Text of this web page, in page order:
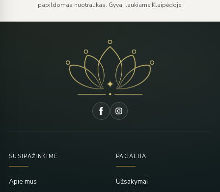
papildomas nuotraukas. Gyvai laukiame Klaipėdoje.
SUSIPAŽINKIME
Apie mus
PAGALBA
Užsakymai